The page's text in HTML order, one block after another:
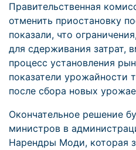
Правительственная
отменить приостановку
показали, что
для сдерживания затрат,
процесс установления
показатели урожайности
после сбора новых
Окончательное решение
министров в
Нарендры Моди, которая